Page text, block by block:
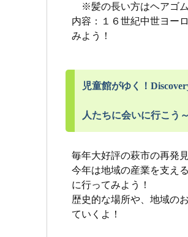
※髪の長い方はヘアゴ
内容：１６世紀中世ヨー
みよう！
児童館がゆく！
人たちに会いに行こう～
毎年大好評の萩市の再発
今年は地域の産業を支え
に行ってみよう！
歴史的な場所や、地域の
ていくよ！